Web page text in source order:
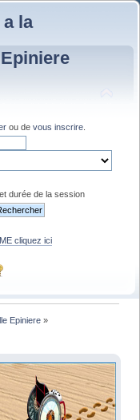
la
ou de vous inscrire
durée de la session
cliquez ici
Epiniere »